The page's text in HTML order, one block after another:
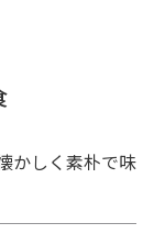
かしく素朴で味